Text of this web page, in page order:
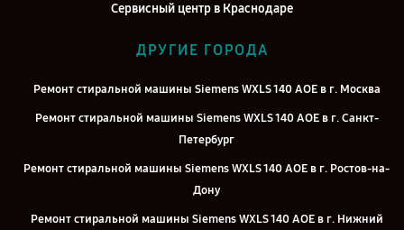
Сервисный центр в Краснодаре
ДРУГИЕ ГОРОДА
Ремонт стиральной машины Siemens WXLS 140 AOE в г. Москва
Ремонт стиральной машины Siemens WXLS 140 AOE в г. Санкт-
Петербург
Ремонт стиральной машины Siemens WXLS 140 AOE в г. Ростов-на-
Дону
Ремонт стиральной машины Siemens WXLS 140 AOE в г. Нижний